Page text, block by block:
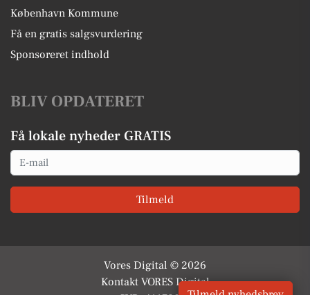
København Kommune
Få en gratis salgsvurdering
Sponsoreret indhold
BLIV OPDATERET
Få lokale nyheder GRATIS
Email
Tilmeld
Vores Digital © 2026
Kontakt VORES Digital